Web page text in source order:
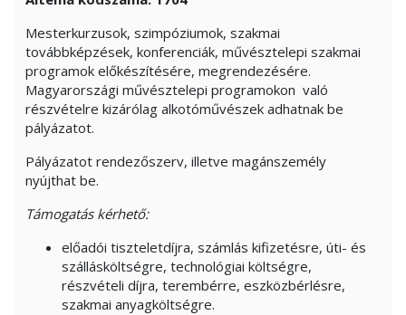
Mesterkurzusok, szimpóziumok, szakmai
továbbképzések, konferenciák, művésztelepi szakmai
programok előkészítésére, megrendezésére.
Magyarországi művésztelepi programokon való
részvételre kizárólag alkotóművészek adhatnak be
pályázatot.
Pályázatot rendezőszerv, illetve magánszemély
nyújthat be.
Támogatás kérhető:
előadói tiszteletdíjra, számlás kifizetésre, úti- és
szállásköltségre, technológiai költségre,
részvételi díjra, terembérre, eszközbérlésre,
szakmai anyagköltségre.